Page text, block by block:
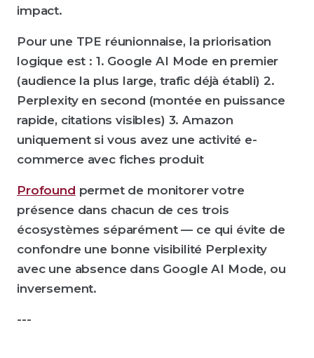
impact.
Pour une TPE réunionnaise, la priorisation
logique est : 1. Google AI Mode en premier
(audience la plus large, trafic déjà établi) 2.
Perplexity en second (montée en puissance
rapide, citations visibles) 3. Amazon
uniquement si vous avez une activité e-
commerce avec fiches produit
Profound permet de monitorer votre
présence dans chacun de ces trois
écosystèmes séparément — ce qui évite de
confondre une bonne visibilité Perplexity
avec une absence dans Google AI Mode, ou
inversement.
---